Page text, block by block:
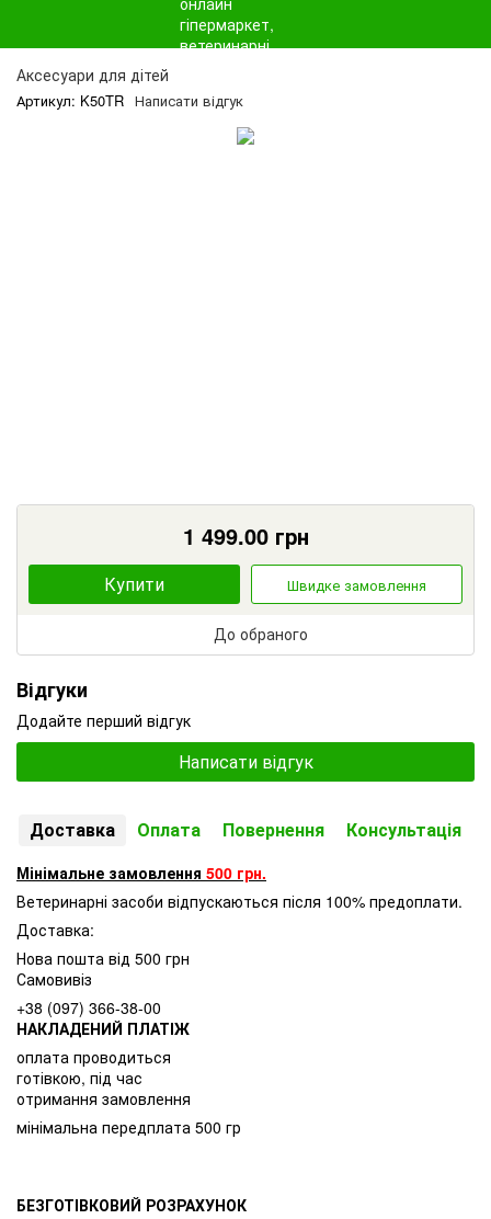
Аксесуари для дітей
Артикул: K50TR Написати відгук
1 499.00грн
Купити Швидке замовлення
До обраного
Відгуки
Додайте перший відгук
Написати відгук
Доставка Оплата Повернення Консультація
Мінімальне замовлення 500 грн.
Ветеринарні засоби відпускаються після 100% предоплати.
Доставка:
Нова пошта від 500 грн
Самовивіз
+38 (097) 366-38-00
НАКЛАДЕНИЙ ПЛАТІЖ
оплата проводиться
готівкою, під час
отримання замовлення
мінімальна передплата 500 гр
БЕЗГОТІВКОВИЙ РОЗРАХУНОК